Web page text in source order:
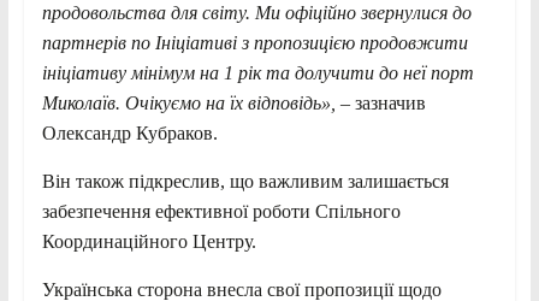
продовольства для світу. Ми офіційно звернулися до
партнерів по Ініціативі з пропозицією продовжити
ініціативу мінімум на 1 рік та долучити до неї порт
Миколаїв. Очікуємо на їх відповідь», – зазначив
Олександр Кубраков.
Він також підкреслив, що важливим залишається
забезпечення ефективної роботи Спільного
Координаційного Центру.
Українська сторона внесла свої пропозиції щодо